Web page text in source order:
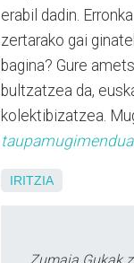
erabil dadin.
zertarako gai
bagina? Gure
bultzatzea da,
kolektibizatzea.
IRITZIA